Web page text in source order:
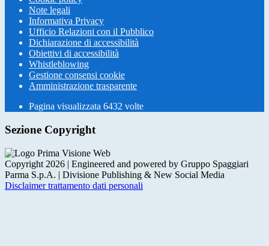
Note legali
Informativa Privacy
Ufficio Relazioni con il Pubblico
Dichiarazione di accessibilità
Obiettivi di accessibilità
Whistleblowing
Gestione consensi cookie
Amministrazione trasparente
Pagina visualizzata 6432 volte
Sezione Copyright
Copyright 2026 | Engineered and powered by Gruppo Spaggiari
Parma S.p.A. | Divisione Publishing & New Social Media
Disclaimer trattamento dati personali